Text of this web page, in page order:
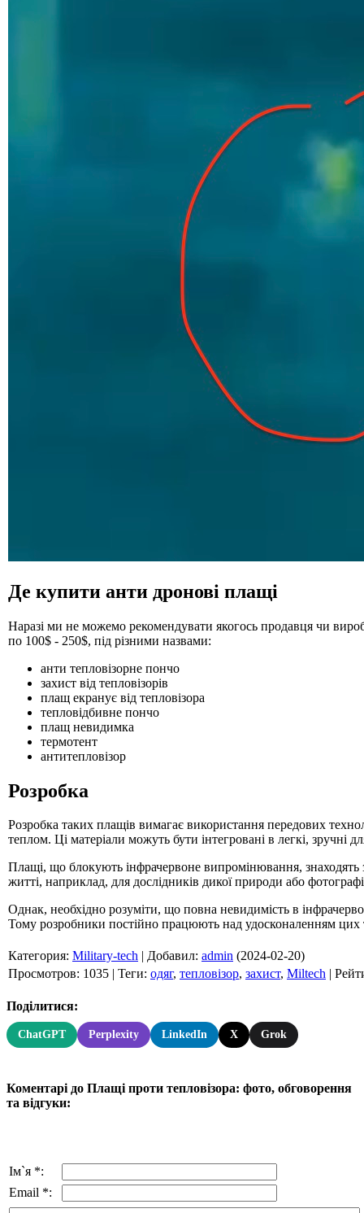
+
Де купити анти дронові плащі
Наразі ми не можемо рекомендувати якогось продавця чи
по 100$ - 250$, під різними назвами:
анти тепловізорне пончо
захист від тепловізорів
плащ екранує від тепловізора
тепловідбивне пончо
плащ невидимка
термотент
антитепловізор
Розробка
Розробка таких плащів вимагає використання передових
теплом. Ці матеріали можуть бути інтегровані в легкі, зручні
Плащі, що блокують інфрачервоне випромінювання, знаходять
житті, наприклад, для дослідників дикої природи або
Однак, необхідно розуміти, що повна невидимість в
Тому розробники постійно працюють над удосконаленням
Категория: Military-tech | Добавил: admin (2024-02-20)
Просмотров: 1035 | Теги: одяг, тепловізор, захист, Miltech |
Поділитися:
ChatGPT Perplexity LinkedIn X Grok
Коментарі до Плащі проти тепловізора: фото, обговорення
та відгуки:
Ім`я *:
Email *: